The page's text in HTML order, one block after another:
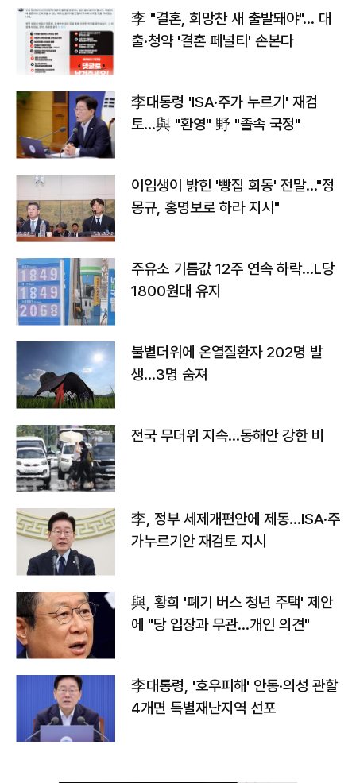
李 "결혼, 희망찬 새 출발돼야"… 대
출·청약 '결혼 페널티' 손본다
李대통령 'ISA·주가 누르기' 재검
토…與 "환영" 野 "졸속 국정"
이임생이 밝힌 '빵집 회동' 전말…"정
몽규, 홍명보로 하라 지시"
주유소 기름값 12주 연속 하락…L당
1800원대 유지
불볕더위에 온열질환자 202명 발
생…3명 숨져
전국 무더위 지속…동해안 강한 비
李, 정부 세제개편안에 제동…ISA·주
가누르기안 재검토 지시
與, 황희 '폐기 버스 청년 주택' 제안
에 "당 입장과 무관…개인 의견"
李대통령, '호우피해' 안동·의성 관할
4개면 특별재난지역 선포